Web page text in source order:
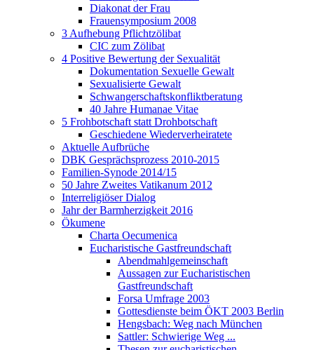
Diakonat der Frau
Frauensymposium 2008
3 Aufhebung Pflichtzölibat
CIC zum Zölibat
4 Positive Bewertung der Sexualität
Dokumentation Sexuelle Gewalt
Sexualisierte Gewalt
Schwangerschaftskonfliktberatung
40 Jahre Humanae Vitae
5 Frohbotschaft statt Drohbotschaft
Geschiedene Wiederverheiratete
Aktuelle Aufbrüche
DBK Gesprächsprozess 2010-2015
Familien-Synode 2014/15
50 Jahre Zweites Vatikanum 2012
Interreligiöser Dialog
Jahr der Barmherzigkeit 2016
Ökumene
Charta Oecumenica
Eucharistische Gastfreundschaft
Abendmahlgemeinschaft
Aussagen zur Eucharistischen
Gastfreundschaft
Forsa Umfrage 2003
Gottesdienste beim ÖKT 2003 Berlin
Hengsbach: Weg nach München
Sattler: Schwierige Weg ...